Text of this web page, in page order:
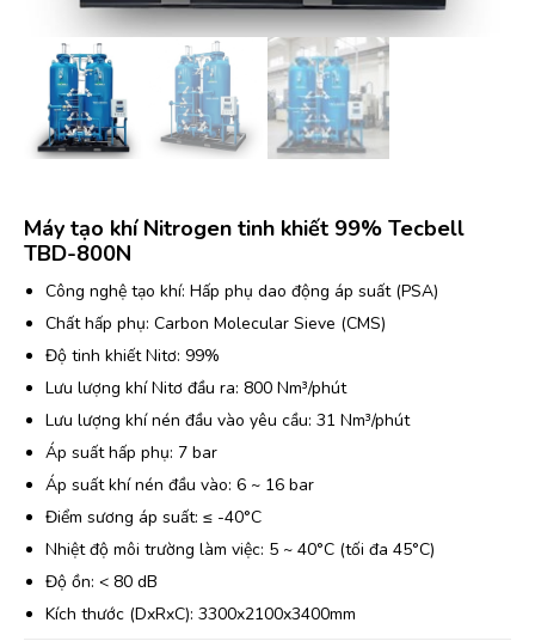
Máy tạo khí Nitrogen tinh khiết 99% Tecbell
TBD-800N
Công nghệ tạo khí: Hấp phụ dao động áp suất (PSA)
Chất hấp phụ: Carbon Molecular Sieve (CMS)
Độ tinh khiết Nitơ: 99%
Lưu lượng khí Nitơ đầu ra: 800 Nm³/phút
Lưu lượng khí nén đầu vào yêu cầu: 31 Nm³/phút
Áp suất hấp phụ: 7 bar
Áp suất khí nén đầu vào: 6 ~ 16 bar
Điểm sương áp suất: ≤ -40°C
Nhiệt độ môi trường làm việc: 5 ~ 40°C (tối đa 45°C)
Độ ồn: < 80 dB
Kích thước (DxRxC): 3300x2100x3400mm